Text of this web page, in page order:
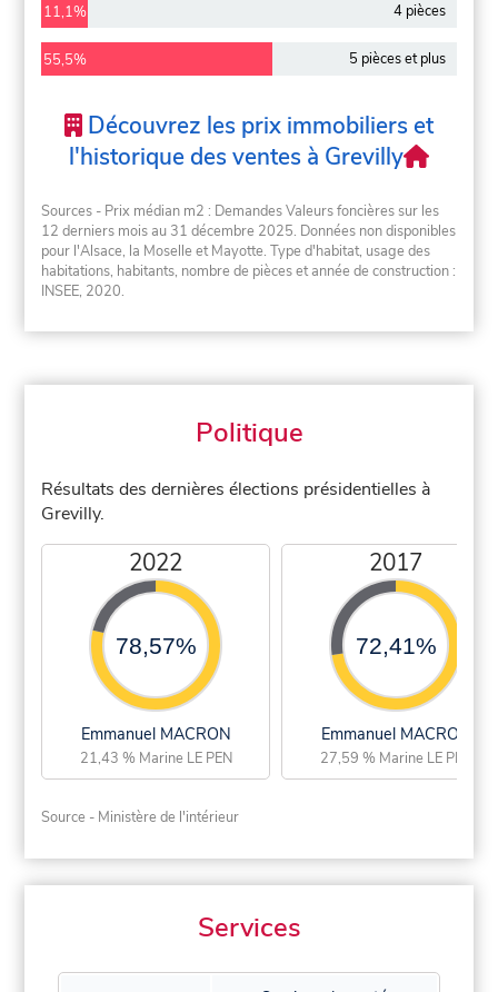
11,1% 4 pièces
55,5% 5 pièces et plus
Découvrez les prix immobiliers et
l'historique des ventes à Grevilly
Sources - Prix médian m2 : Demandes Valeurs foncières sur les
12 derniers mois au 31 décembre 2025. Données non disponibles
pour l'Alsace, la Moselle et Mayotte. Type d'habitat, usage des
habitations, habitants, nombre de pièces et année de construction :
INSEE, 2020.
Politique
Résultats des dernières élections présidentielles à
Grevilly.
2022
78,57%
Emmanuel MACRON
21,43 % Marine LE PEN
2017
72,41%
Emmanuel MACRON
27,59 % Marine LE PEN
Source - Ministère de l'intérieur
Services